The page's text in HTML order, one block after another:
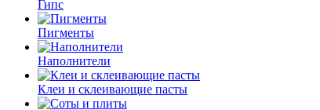
Гипс
Пигменты
Наполнители
Клеи и склеивающие пасты